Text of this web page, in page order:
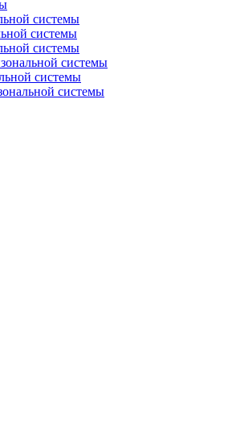
системы
системы
системы
системы
системы
системы